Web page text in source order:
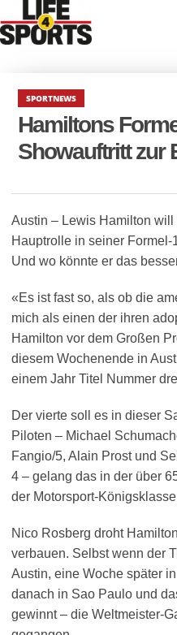
SPORTNEWS
Hamiltons
Showauftritt zur
Austin – Lewis Hamilton
Hauptrolle in seiner Formel-
Und wo könnte er das
«Es ist fast so, als ob die
mich als einen der ihren
Hamilton vor dem Großen
diesem Wochenende in
einem Jahr Titel Nummer
Der vierte soll es in dieser
Piloten – Michael
Fangio/5, Alain Prost und
4 – gelang das in der über
der Motorsport-
Nico Rosberg droht
verbauen. Selbst wenn der
Austin, eine Woche später
danach in Sao Paulo und
gewinnt – die Weltmeister-